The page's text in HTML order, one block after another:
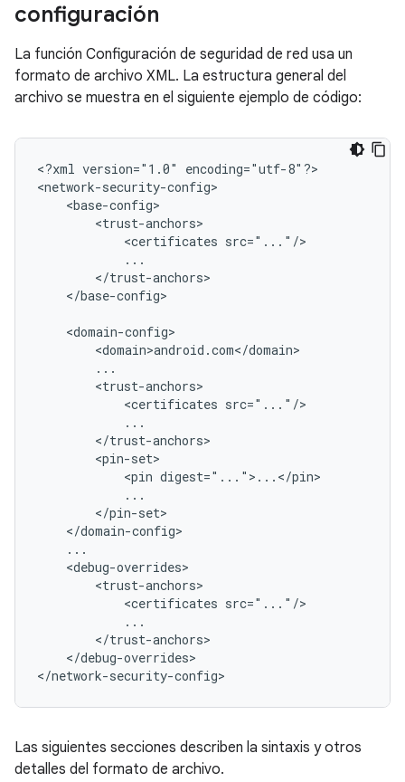
configuración
La función Configuración de seguridad de red usa un
formato de archivo XML. La estructura general del
archivo se muestra en el siguiente ejemplo de código:
<?xml version="1.0"
encoding="utf-8"?>
<certificates
</base-config>
<certificates
<pin
<certificates
</debug-overrides>
</network-security-config>
Las siguientes secciones describen la sintaxis y otros
detalles del formato de archivo.